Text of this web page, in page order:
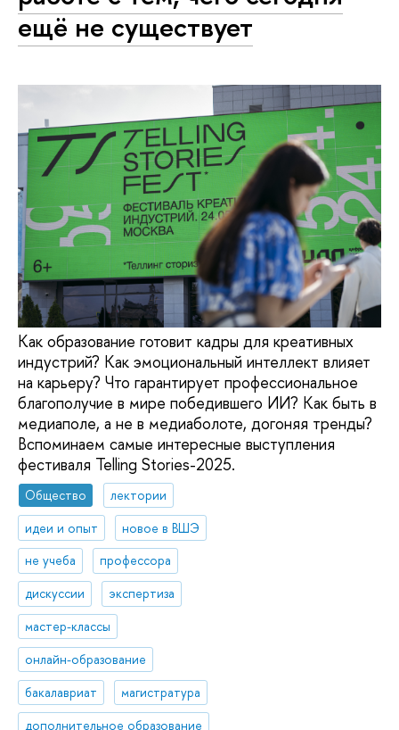
ещё не существует
Как образование готовит кадры для креативных
индустрий? Как эмоциональный интеллект влияет
на карьеру? Что гарантирует профессиональное
благополучие в мире победившего ИИ? Как быть в
медиаполе, а не в медиаболоте, догоняя тренды?
Вспоминаем самые интересные выступления
фестиваля Telling Stories-2025.
Общество
лектории
идеи и опыт
новое в ВШЭ
не учеба
профессора
дискуссии
экспертиза
мастер-классы
онлайн-образование
бакалавриат
магистратура
дополнительное образование